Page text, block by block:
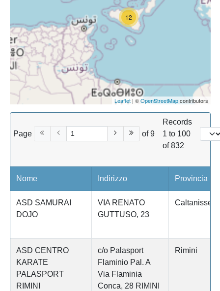
12
Leaflet| ©OpenStreetMapcontributors
Page of 9
Records
1 to 100
of 832
Nome Indirizzo Provincia
ASD SAMURAI
DOJO
VIA RENATO
GUTTUSO, 23
Caltanissetta
ASD CENTRO
KARATE
PALASPORT
RIMINI
c/o Palasport
Flaminio Pal. A
Via Flaminia
Conca, 28 RIMINI
Rimini